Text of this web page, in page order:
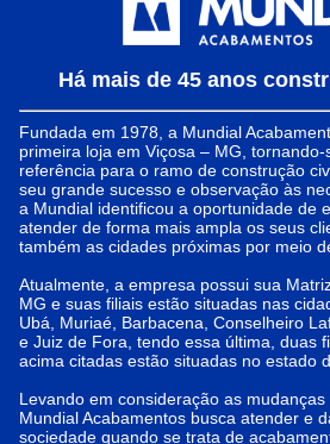
Há mais de 45 anos
Fundada em 1978, a Mundial
primeira loja em Viçosa – MG,
referência para o ramo de construção
seu grande sucesso e observação às
a Mundial identificou a oportunidade de
atender de forma mais ampla os seus
também as cidades próximas por meio
Atualmente, a empresa possui sua
MG e suas filiais estão situadas nas
Ubá, Muriaé, Barbacena, Conselheiro
e Juiz de Fora, tendo essa última, duas
acima citadas estão situadas no estado
Levando em consideração as
Mundial Acabamentos busca atender e
sociedade quando se trata de